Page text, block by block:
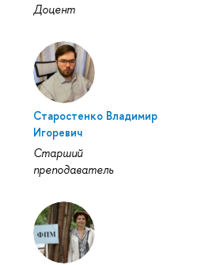
Доцент
Старостенко Владимир
Игоревич
Старший
преподаватель